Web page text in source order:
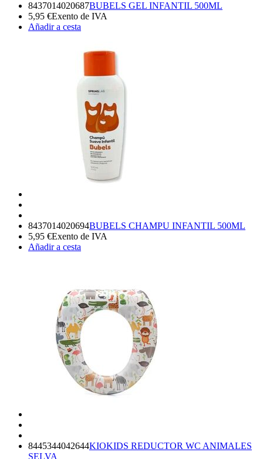
8437014020687BUBELS GEL INFANTIL 500ML
5,95 €Exento de IVA
Añadir a cesta
8437014020694BUBELS CHAMPU INFANTIL 500ML
5,95 €Exento de IVA
Añadir a cesta
8445344042644KIOKIDS REDUCTOR WC ANIMALES
SELVA